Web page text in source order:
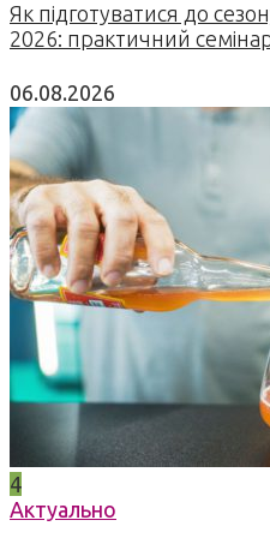
Як підготуватися до
2026: практичний
06.08.2026
4
Актуально